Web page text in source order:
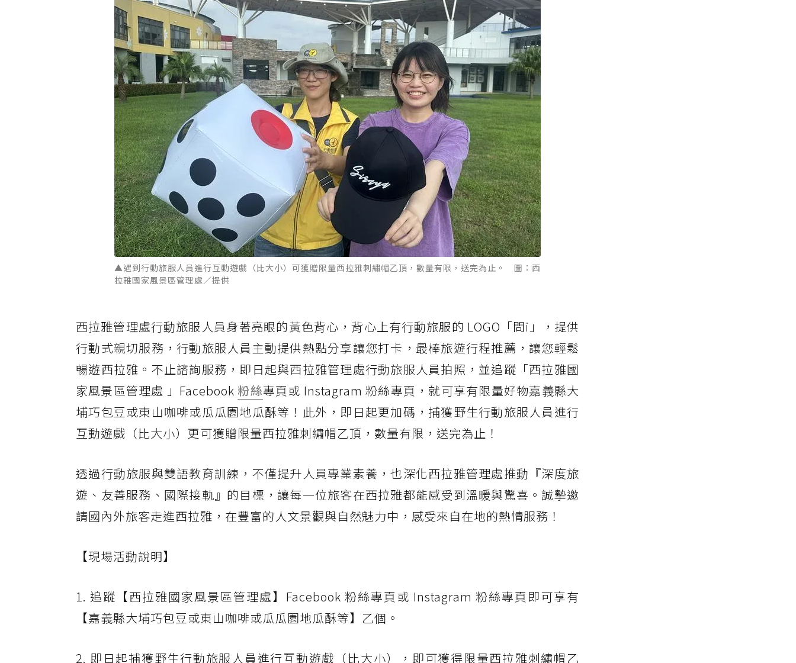
▲遇到行動旅服人員進行互動遊戲（比大小）可獲贈限量西拉雅刺繡帽乙頂，數量有限，送完為止。 圖：西
拉雅國家風景區管理處／提供
西拉雅管理處行動旅服人員身著亮眼的黃色背心，背心上有行動旅服的 LOGO「問i」，提供
行動式親切服務，行動旅服人員主動提供熱點分享讓您打卡，最棒旅遊行程推薦，讓您輕鬆
暢遊西拉雅。不止諮詢服務，即日起與西拉雅管理處行動旅服人員拍照，並追蹤「西拉雅國
家風景區管理處 」Facebook 粉絲專頁或 Instagram 粉絲專頁，就可享有限量好物嘉義縣大
埔巧包豆或東山咖啡或瓜瓜園地瓜酥等！此外，即日起更加碼，捕獲野生行動旅服人員進行
互動遊戲（比大小）更可獲贈限量西拉雅刺繡帽乙頂，數量有限，送完為止！
透過行動旅服與雙語教育訓練，不僅提升人員專業素養，也深化西拉雅管理處推動『深度旅
遊、友善服務、國際接軌』的目標，讓每一位旅客在西拉雅都能感受到溫暖與驚喜。誠摯邀
請國內外旅客走進西拉雅，在豐富的人文景觀與自然魅力中，感受來自在地的熱情服務！
【現場活動說明】
1. 追蹤【西拉雅國家風景區管理處】Facebook 粉絲專頁或 Instagram 粉絲專頁即可享有
【嘉義縣大埔巧包豆或東山咖啡或瓜瓜園地瓜酥等】乙個。
2. 即日起捕獲野生行動旅服人員進行互動遊戲（比大小），即可獲得限量西拉雅刺繡帽乙